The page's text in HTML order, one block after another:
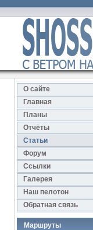
О сайте
Главная
Планы
Отчёты
Статьи
Форум
Ссылки
Галерея
Наш пелотон
Обратная связь
Маршруты